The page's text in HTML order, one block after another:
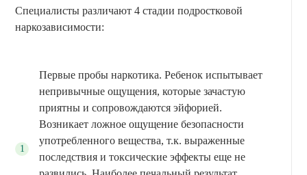
Специалисты различают 4 стадии подростковой
наркозависимости:
Первые пробы наркотика. Ребенок испытывает
непривычные ощущения, которые зачастую
приятны и сопровождаются эйфорией.
Возникает ложное ощущение безопасности
употребленного вещества, т.к. выраженные
последствия и токсические эффекты еще не